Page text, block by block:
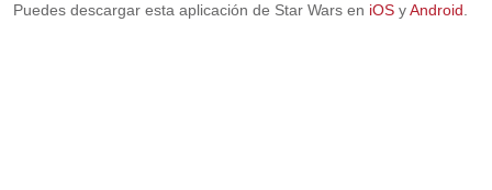
Puedes descargar esta aplicación de Star Wars en iOSyAndroid.